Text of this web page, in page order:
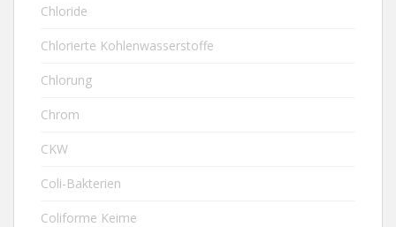
Chloride
Chlorierte Kohlenwasserstoffe
Chlorung
Chrom
CKW
Coli-Bakterien
Coliforme Keime